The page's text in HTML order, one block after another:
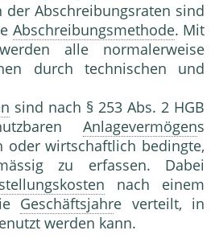
der Abschreibungsraten sind
Abschreibungsmethode. Mit
alle normalerweise
durch technischen und
sind nach § 253 Abs. 2 HGB
Anlagevermögens
oder wirtschaftlich bedingte,
zu erfassen. Dabei
nach einem
Geschäftsjahre verteilt, in
genutzt werden kann.